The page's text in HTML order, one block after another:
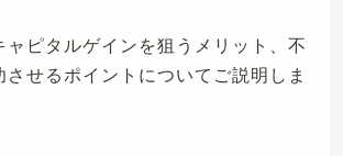
ャピタルゲインを狙うメリット、不
せるポイントについてご説明しま